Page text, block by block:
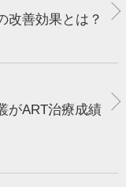
改善効果とは？
がART治療成績